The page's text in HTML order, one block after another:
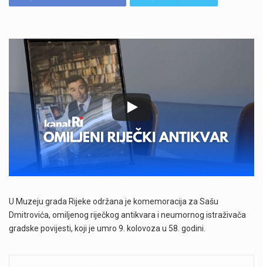
U Muzeju grada Rijeke održana je komemoracija za Sašu
Dmitrovića, omiljenog riječkog antikvara i neumornog istraživača
gradske povijesti, koji je umro 9. kolovoza u 58. godini.